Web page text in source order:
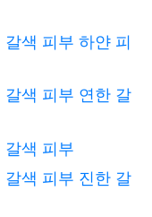
색 피부 하얀 피
색 피부 연한 갈
색 피부
색 피부 진한 갈